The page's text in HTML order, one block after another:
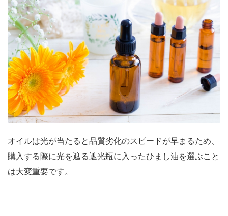
オイルは光が当たると品質劣化のスピードが早まるため、
購入する際に光を遮る遮光瓶に入ったひまし油を選ぶこと
は大変重要です。